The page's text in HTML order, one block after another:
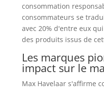
consommation
consommateurs se
avec 20% d'entre eux
des produits issus de
Les marques
impact sur le
Max Havelaar s'affirme